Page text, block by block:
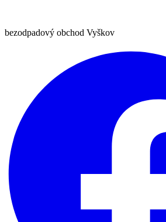
bezodpadový obchod Vyškov